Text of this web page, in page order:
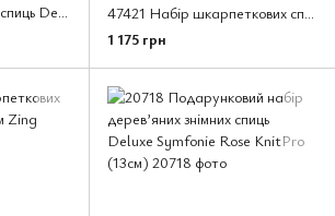
47424 Набір знімних спиць Deluxe Zing KnitPro (13см)
47421 Набір шкарпеткових спиць Socks Kit – 15 см Zing KnitPro
1 175 грн